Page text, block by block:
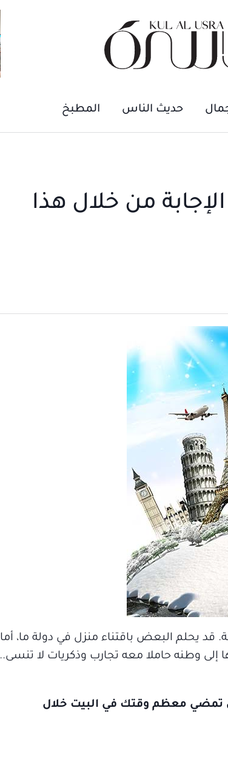
حديث الناس المطبخ
من خلال هذا
يحلم البعض باقتناء منزل في دولة ما، أما
إلى وطنه حاملا معه تجارب وذكريات لا تنسى..
تمضي معظم وقتك في البيت خلال